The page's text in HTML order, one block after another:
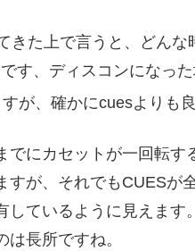
きた上で言うと、どん
す、ディスコンになった
が、確かにcuesよりも
でにカセットが一回転す
すが、それでもCUESが
しているように見えます
長所ですね。